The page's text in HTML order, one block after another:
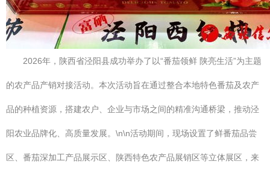
2026年，陕西省泾阳县成功举办了以“番茄领鲜 陕亮生活”为主题
的农产品产销对接活动。本次活动旨在通过整合本地特色番茄及农产
品的种植资源，搭建农户、企业与市场之间的精准沟通桥梁，推动泾
阳农业品牌化、高质量发展。\n\n活动期间，现场设置了鲜番茄品尝
区、番茄深加工产品展示区、陕西特色农产品展销区等立体展区，来